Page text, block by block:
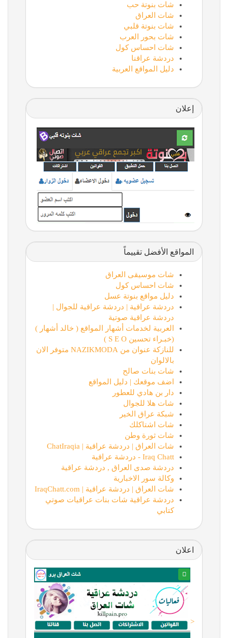
شات بنوتة حب
شات العراق
شات بنوتة قلبي
شات بحور العرب
شات احساس كول
دردشة عراقنا
دليل المواقع العربية
إعلان
المواقع الأفضل تقييماً
شات موسيقى العراق
شات احساس كول
دليل مواقع بنوتة عسل
دردشة عراقية | دردشة عراقية للجوال |
دردشة عراقية صوتية
العربية لخدمات أشهار المواقع ( خالد أشهار )
(خبـراء تحسين S E O )
للنازكة عنوان من NAZIKMODA متوفر الان
بالالوان
شات بنات صالح
اضف موقعك | دليل المواقع
دار بن هادي للعطور
شات هلا للجوال
شبكة عراق الخير
شات اشتاكلك
شات ثورة وطن
شات العراق | دردشة عراقية | ChatIraqia
Iraq Chatt - دردشة عراقية
دردشة صدى العراق , دردشة عراقية
وكالة سور الاخبارية
شات العراق | دردشة عراقية | IraqChatt.com
دردشة عراقية شات بنات عراقيات صوتي
كتابي
اعلان
<